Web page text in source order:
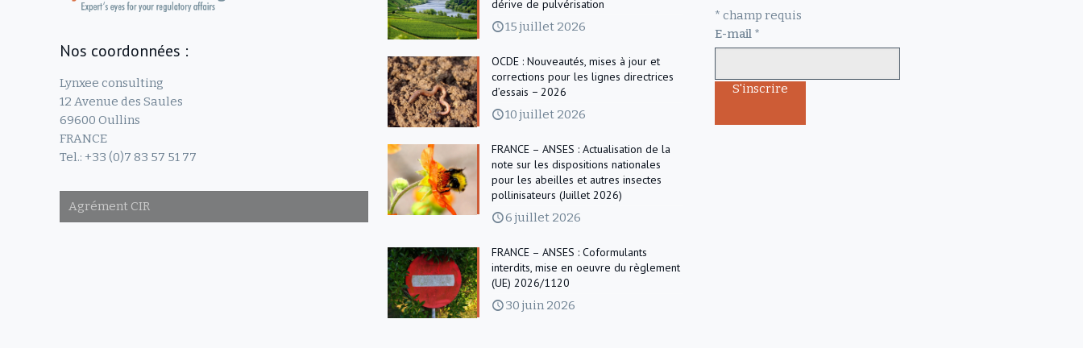
Nos coordonnées :
Lynxee consulting
12 Avenue des Saules
69600 Oullins
FRANCE
Tel.: +33 (0)7 83 57 51 77
Agrément CIR
dérive de pulvérisation
15 juillet 2026
OCDE : Nouveautés, mises à jour et
corrections pour les lignes directrices
d’essais − 2026
10 juillet 2026
FRANCE – ANSES : Actualisation de la
note sur les dispositions nationales
pour les abeilles et autres insectes
pollinisateurs (Juillet 2026)
6 juillet 2026
FRANCE – ANSES : Coformulants
interdits, mise en oeuvre du règlement
(UE) 2026/1120
30 juin 2026
* champ requis
E-mail *